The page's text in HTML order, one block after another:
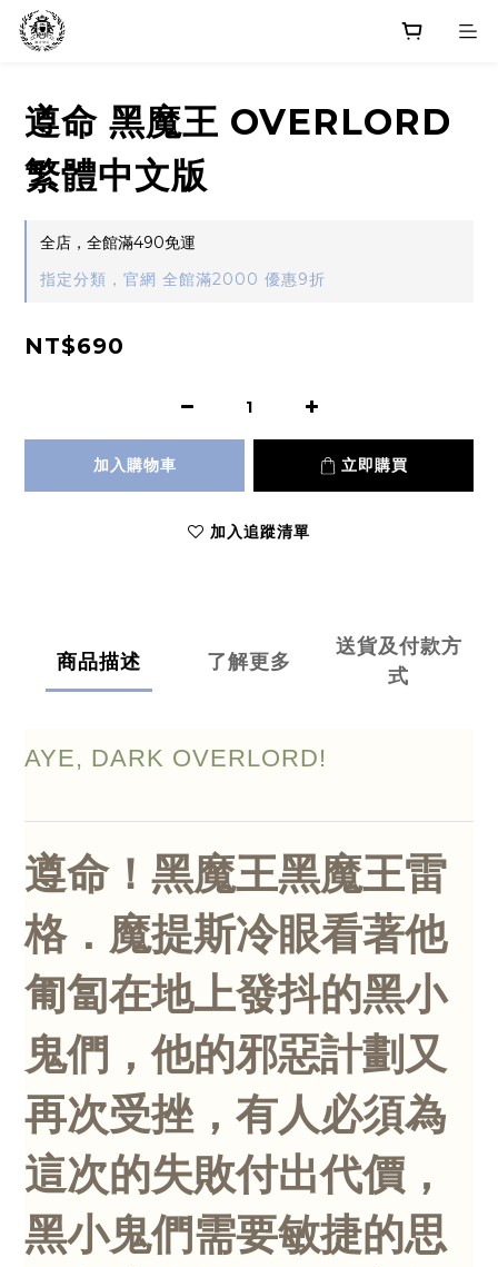
遵命 黑魔王 OVERLORD
繁體中文版
全店，全館滿490免運
指定分類，官網 全館滿2000 優惠9折
NT$690
加入購物車 立即購買
加入追蹤清單
商品描述 了解更多
送貨及付款方
式
AYE, DARK OVERLORD!
遵命！黑魔王黑魔王雷
格．魔提斯冷眼看著他
匍匐在地上發抖的黑小
鬼們，他的邪惡計劃又
再次受挫，有人必須為
這次的失敗付出代價，
黑小鬼們需要敏捷的思